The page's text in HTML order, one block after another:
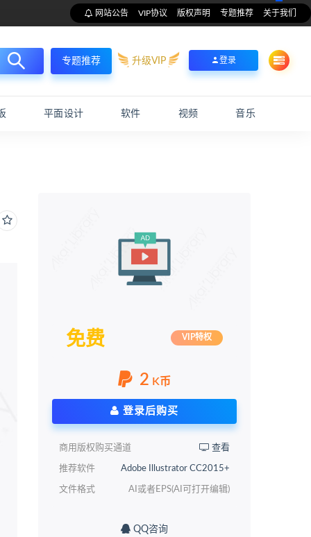
网站公告 VIP协议 版权声明 专题推荐 关于我们
专题推荐 升级VIP 登录
平面设计 软件 视频 音乐
免费 VIP特权
2 K币
登录后购买
商用版权购买通道 查看
推荐软件 Adobe Illustrator CC2015+
文件格式 AI或者EPS(AI可打开编辑)
QQ咨询